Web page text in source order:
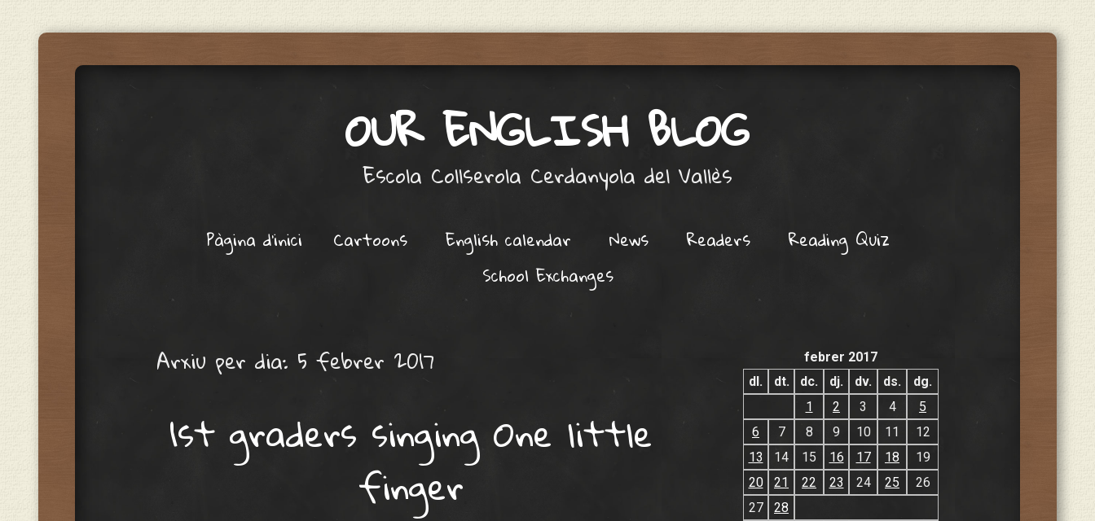
OUR ENGLISH BLOG
Escola Collserola Cerdanyola del Vallès
Menu
Skip to content
Pàgina d'inici Cartoons English calendar News Readers
Reading Quiz
School Exchanges
Arxiu per dia: 5 febrer 2017
1st graders singing One little
finger
febrer 2017
dl.
dt. dc. dj. dv. ds. dg.
1 2 3 4
5
6
7 8 9 10 11
12
13
14 15 16 17 18
19
20
21 22 23 24 25
26
27
28